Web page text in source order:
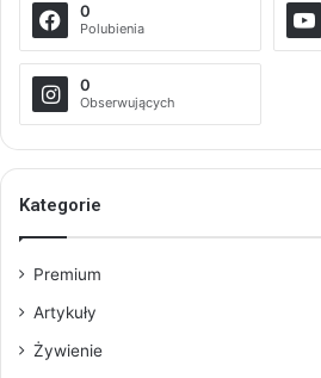
0
Polubienia
0
Obserwujących
Kategorie
Premium
Artykuły
Żywienie